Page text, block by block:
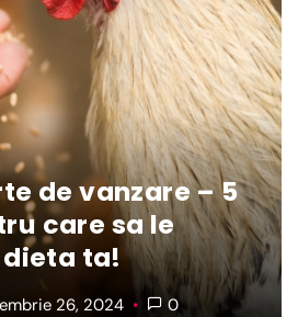
de vanzare – 5
care sa le
ta!
26, 2024 0